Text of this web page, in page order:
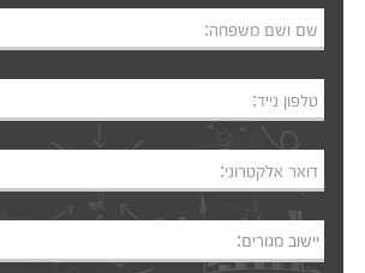
שם ושם משפחה:
טלפון נייד:
דואר אלקטרוני:
יישוב מגורים: